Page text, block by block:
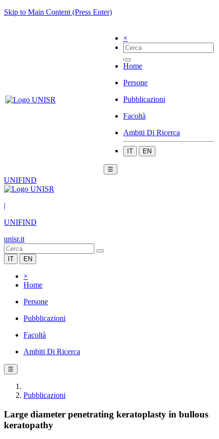
Skip to Main Content (Press Enter)
×
Home
Persone
Pubblicazioni
Facoltà
Ambiti Di Ricerca
IT EN
☰
UNIFIND
|
UNIFIND
unisr.it
IT EN
×
Home
Persone
Pubblicazioni
Facoltà
Ambiti Di Ricerca
☰
Pubblicazioni
Large diameter penetrating keratoplasty in bullous
keratopathy